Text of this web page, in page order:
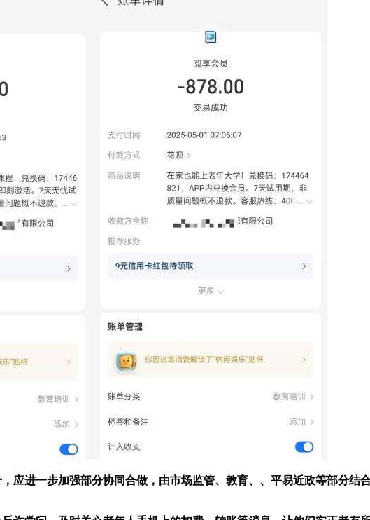
进一步加强部分协同合做，由市场监管、教育、、平易近政等部分结